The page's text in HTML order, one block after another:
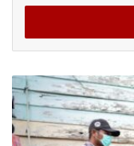
Email